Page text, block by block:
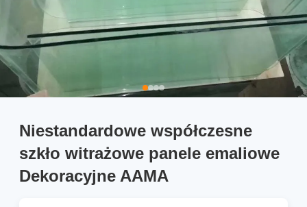
Niestandardowe współczesne
szkło witrażowe panele emaliowe
Dekoracyjne AAMA